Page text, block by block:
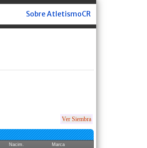
Sobre AtletismoCR
Ver Siembra
Nacim. Marca